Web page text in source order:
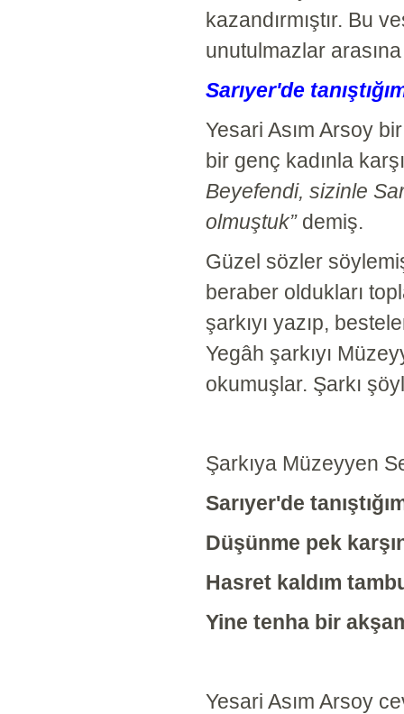
kazandırmıştır. Bu
unutulmazlar
Sarıyer'de
Yesari Asım Arsoy
bir genç kadınla
Beyefendi, sizinle
olmuştuk”demiş.
Güzel sözler
beraber oldukları
şarkıyı yazıp,
Yegâh şarkıyı
okumuşlar. Şarkı
Şarkıya Müzeyyen
Sarıyer'de
Düşünme pek
Hasret kaldım
Yine tenha bir
Yesari Asım Arsoy